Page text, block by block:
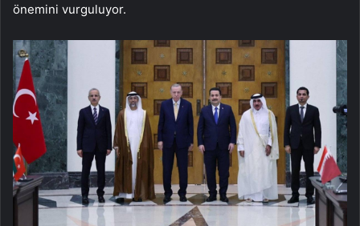
önemini vurguluyor.